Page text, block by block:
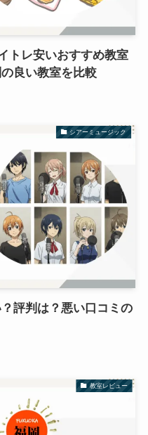
トレ安いおすすめ教室
良い教室を比較
シアーミュージック
評判は？悪い口コミの
教室レビュー